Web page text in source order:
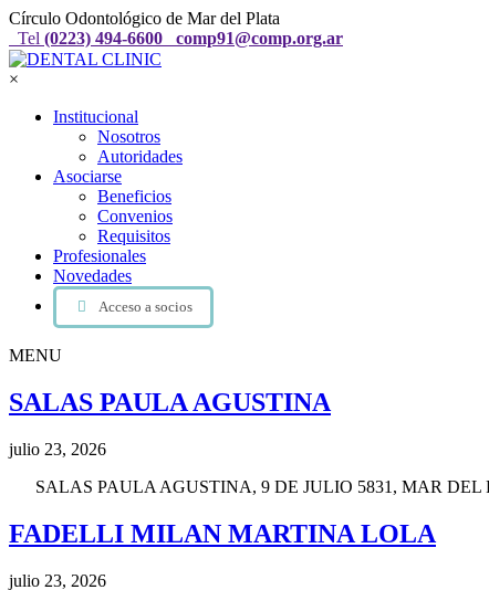
Círculo Odontológico de Mar del Plata
Tel (0223) 494-6600 comp91@comp.org.ar
×
Institucional
Nosotros
Autoridades
Asociarse
Beneficios
Convenios
Requisitos
Profesionales
Novedades
Acceso a socios
MENU
SALAS PAULA AGUSTINA
julio 23, 2026
SALAS PAULA AGUSTINA, 9 DE JULIO 5831, MAR DEL
FADELLI MILAN MARTINA LOLA
julio 23, 2026